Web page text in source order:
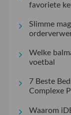
favoriete
Slimme
Welke
voetbal
7 Beste
Complexe
Waarom